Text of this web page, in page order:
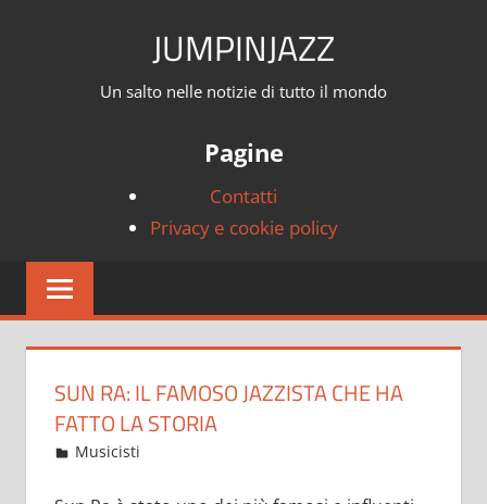
JUMPINJAZZ
Un salto nelle notizie di tutto il mondo
Pagine
Contatti
Privacy e cookie policy
SUN RA: IL FAMOSO JAZZISTA CHE HA
FATTO LA STORIA
30 Dicembre 2022
JumpinJazz
Musicisti